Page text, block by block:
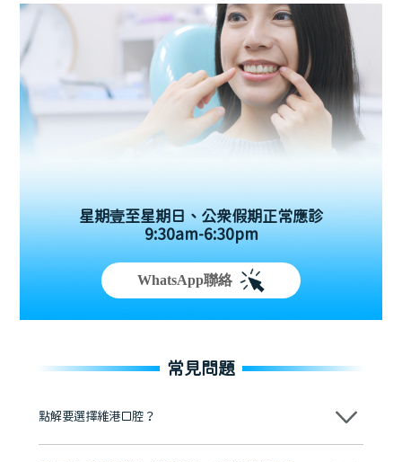
星期壹至星期日、公眾假期正常應診
9:30am-6:30pm
WhatsApp聯絡
常見問題
點解要選擇維港口腔？
維港口腔踐行「醫道濟世」的大學校訓，各分院匯聚來自香港、內地的